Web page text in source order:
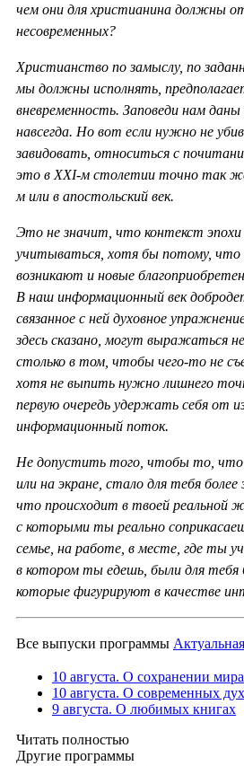
чем они для христианина должны
несовременных?
Христианство по замыслу, по
мы должны исполнять,
вневременность. Заповеди нам
навсегда. Но вот если нужно не
завидовать, относиться с
это в ХХI-м столетии точно так
м или в апостольский век.
Это не значит, что контекст
учитываться, хотя бы потому, что
возникают и новые
В наш информационный век
связанное с ней духовное
здесь сказано, могут выражаться
столько в том, чтобы чего-то не
хотя не выпить нужно лишнего
первую очередь удержать себя от
информационный поток.
Не допустить того, чтобы то, что
или на экране, стало для тебя
что происходит в твоей реальной
с которыми ты реально
семье, на работе, в месте, где ты
в котором ты едешь, были для тебя
которые фигурируют в качестве
Все выпуски программы
10 августа. О сохранении мира
10 августа. О современных
9 августа. О любимых книгах
Читать полностью
Другие программы